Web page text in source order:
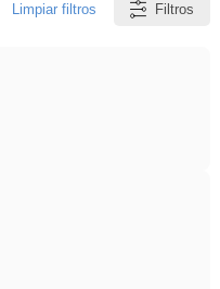
Limpiar filtros Filtros